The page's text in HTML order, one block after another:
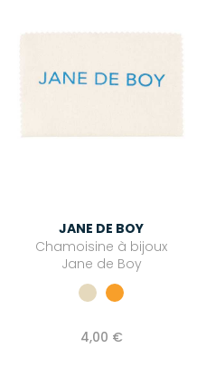
JANE DE BOY
Chamoisine à bijoux
Jane de Boy
4,00 €